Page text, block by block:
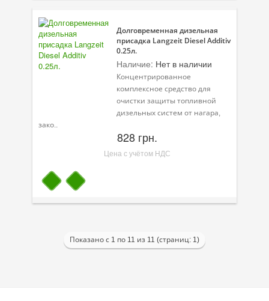
Долговременная дизельная
присадка Langzeit Diesel Additiv
0.25л.
Наличие: Нет в наличии
Концентрированное
комплексное средство для
очистки защиты топливной
дизельных систем от нагара,
зако..
828 грн.
Цена с учётом НДС
Показано с 1 по 11 из 11 (страниц: 1)